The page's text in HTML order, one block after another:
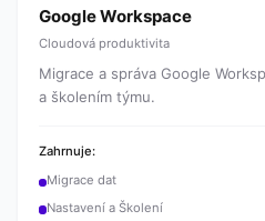
Google Workspace
Cloudová produktivita
Migrace a správa Google
a školením týmu.
Zahrnuje:
Migrace dat
Nastavení a Školení